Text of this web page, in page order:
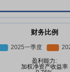
财务比例